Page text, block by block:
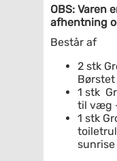
OBS: Varen
afhentning
Består af
2 stk
1 stk
til væg
1 stk
sunrise